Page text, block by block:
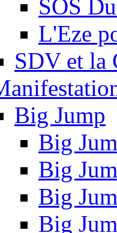
SOS
L'Eze
SDV et la
Big Jump
Big
Big
Big
Big